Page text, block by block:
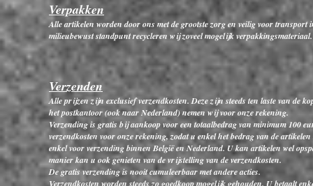
Verpakken
Alle artikelen worden door ons met de grootste zorg en veilig voor
milieubewust standpunt recycleren wij zoveel mogelijk
Verzenden
Alle prijzen zijn exclusief verzendkosten. Deze zijn steeds ten laste van de
het postkantoor (ook naar Nederland) nemen wij voor onze rekening.
Verzending is gratis bij aankoop voor een totaalbedrag van minimum 100
verzendkosten voor onze rekening, zodat u enkel het bedrag van de
enkel voor verzending binnen België en Nederland. U kan artikelen wel
manier kan u ook genieten van de vrijstelling van de verzendkosten.
De gratis verzending is nooit cumuleerbaar met andere acties.